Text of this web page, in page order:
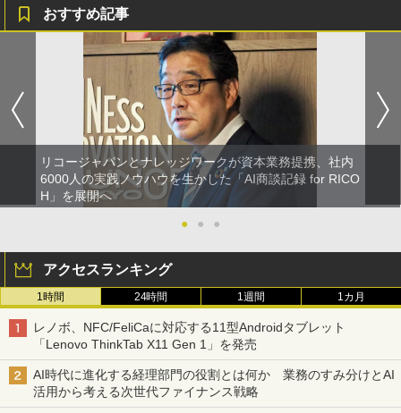
おすすめ記事
リコージャパンとナレッジワークが資本業務提携、社内
6000人の実践ノウハウを生かした「AI商談記録 for RICO
H」を展開へ
●
● ●
アクセスランキング
1時間 24時間 1週間 1カ月
レノボ、NFC/FeliCaに対応する11型Androidタブレット
「Lenovo ThinkTab X11 Gen 1」を発売
AI時代に進化する経理部門の役割とは何か 業務のすみ分けとAI
活用から考える次世代ファイナンス戦略